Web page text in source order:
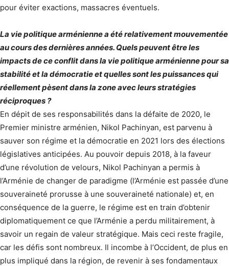
pour éviter exactions, massacres éventuels.
La vie politique arménienne a été relativement mouvementée
au cours des dernières années. Quels peuvent être les
impacts de ce conflit dans la vie politique arménienne pour sa
stabilité et la démocratie et quelles sont les puissances qui
réellement pèsent dans la zone avec leurs stratégies
réciproques ?
En dépit de ses responsabilités dans la défaite de 2020, le
Premier ministre arménien, Nikol Pachinyan, est parvenu à
sauver son régime et la démocratie en 2021 lors des élections
législatives anticipées. Au pouvoir depuis 2018, à la faveur
d’une révolution de velours, Nikol Pachinyan a permis à
l’Arménie de changer de paradigme (l’Arménie est passée d’une
souveraineté prorusse à une souveraineté nationale) et, en
conséquence de la guerre, le régime est en train d’obtenir
diplomatiquement ce que l’Arménie a perdu militairement, à
savoir un regain de valeur stratégique. Mais ceci reste fragile,
car les défis sont nombreux. Il incombe à l’Occident, de plus en
plus impliqué dans la région, de revenir à ses fondamentaux